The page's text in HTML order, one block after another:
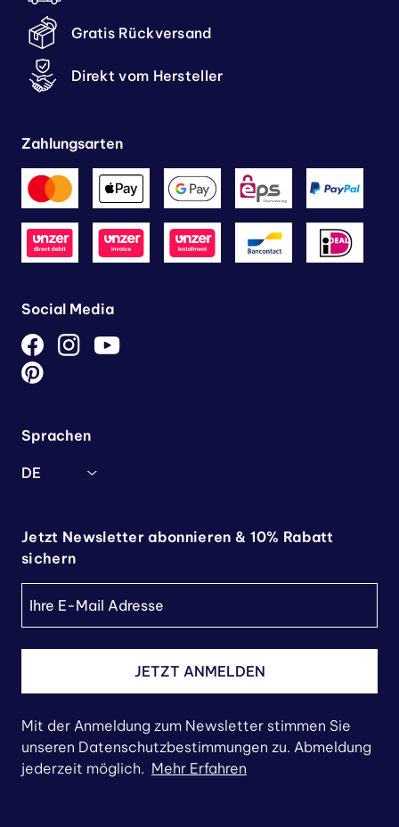
Gratis Rückversand
Direkt vom Hersteller
Zahlungsarten
Social Media
Sprachen
DE
Jetzt Newsletter abonnieren & 10% Rabatt
sichern
JETZT ANMELDEN
Mit der Anmeldung zum Newsletter stimmen Sie
unseren Datenschutzbestimmungen zu. Abmeldung
jederzeit möglich. Mehr Erfahren